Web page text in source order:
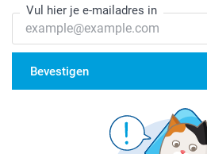
Vul hier je e-mailadres in
Bevestigen